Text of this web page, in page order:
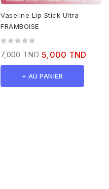
Vaseline Lip Stick Ultra
FRAMBOISE
7,000 TND 5,000 TND
+ AU PANIER